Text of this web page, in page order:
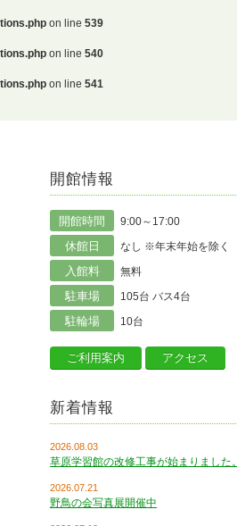
on line 539
on line 540
on line 541
開館情報
開館時間 9:00～17:00
休館日 なし ※年末年始を除く
入館料 無料
駐車場 105台 バス4台
駐輪場 10台
ご利用案内 アクセス
新着情報
2026.08.03
草原学習館の改修工事が始まりました。
2026.07.21
野鳥の会写真展開催中